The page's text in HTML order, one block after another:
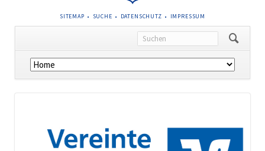
NAVIGATION
ÜBERSPRINGEN
SITEMAP SUCHE DATENSCHUTZ IMPRESSUM
Navigation
überspringen